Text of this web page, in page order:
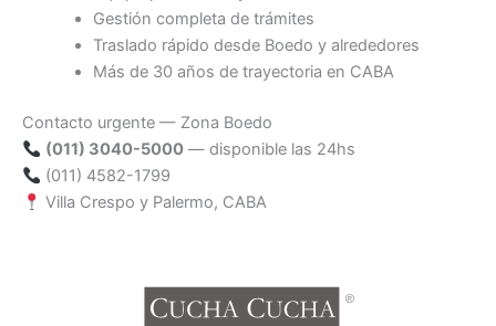
Gestión completa de trámites
Traslado rápido desde Boedo y alrededores
Más de 30 años de trayectoria en CABA
Contacto urgente — Zona Boedo
(011) 3040-5000— disponible las 24hs
(011) 4582-1799
Villa Crespo y Palermo, CABA